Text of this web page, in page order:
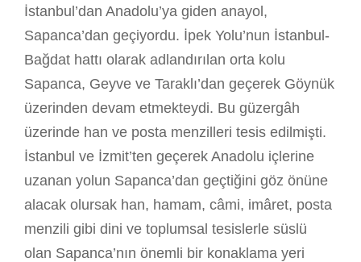
İstanbul’dan Anadolu’ya giden anayol,
Sapanca’dan geçiyordu. İpek Yolu’nun İstanbul-
Bağdat hattı olarak adlandırılan orta kolu
Sapanca, Geyve ve Taraklı’dan geçerek Göynük
üzerinden devam etmekteydi. Bu güzergâh
üzerinde han ve posta menzilleri tesis edilmişti.
İstanbul ve İzmit’ten geçerek Anadolu içlerine
uzanan yolun Sapanca’dan geçtiğini göz önüne
alacak olursak han, hamam, câmi, imâret, posta
menzili gibi dini ve toplumsal tesislerle süslü
olan Sapanca’nın önemli bir konaklama yeri